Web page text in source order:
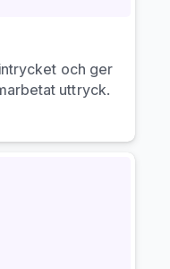
och ger
uttryck.